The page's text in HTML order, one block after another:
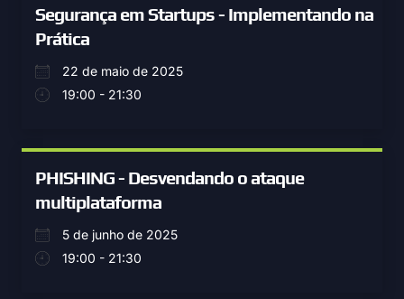
Segurança em Startups - Implementando na
Prática
22 de maio de 2025
19:00 - 21:30
PHISHING - Desvendando o ataque
multiplataforma
5 de junho de 2025
19:00 - 21:30